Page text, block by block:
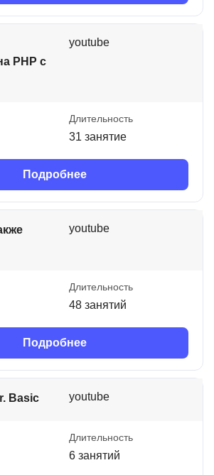
PHP с
youtube
Длительность
31 занятие
Подробнее
youtube
Длительность
48 занятий
Подробнее
Basic youtube
Длительность
6 занятий